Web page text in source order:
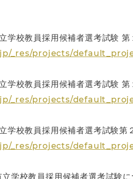
学校教員採用候補者選考試験 第
_res/projects/
学校教員採用候補者選考試験
_res/projects/
学校教員採用候補者選考試験第
_res/projects/
学校教員採用候補者選考試験に